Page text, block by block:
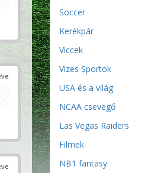
Soccer
Kerékpár
Viccek
Vizes Sportok
USA és a világ
NCAA csevegő
Las Vegas Raiders
Filmek
NB1 fantasy